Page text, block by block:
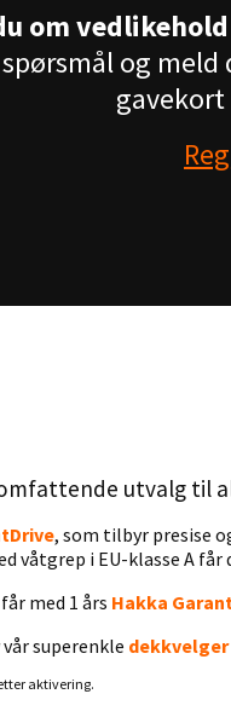
om
og
gavekort
utvalg til
, som tilbyr presise
våtgrep i EU-klasse A
med 1 års Hakka
superenkle dekkvelger
aktivering.